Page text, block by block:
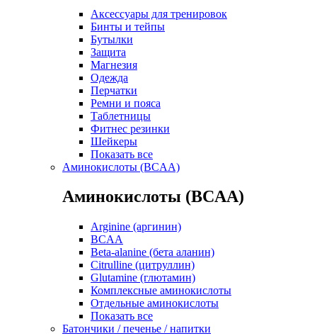
Аксессуары для тренировок
Бинты и тейпы
Бутылки
Защита
Магнезия
Одежда
Перчатки
Ремни и пояса
Таблетницы
Фитнес резинки
Шейкеры
Показать все
Аминокислоты (BCAA)
Аминокислоты (BCAA)
Arginine (аргинин)
BCAA
Beta-alanine (бета аланин)
Citrulline (цитруллин)
Glutamine (глютамин)
Комплексные аминокислоты
Отдельные аминокислоты
Показать все
Батончики / печенье / напитки